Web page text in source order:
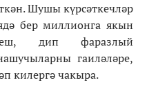
Шушы күрсәткечләр
бер миллионга якын
дип фаразлый
гаиләләре,
килергә чакыра.